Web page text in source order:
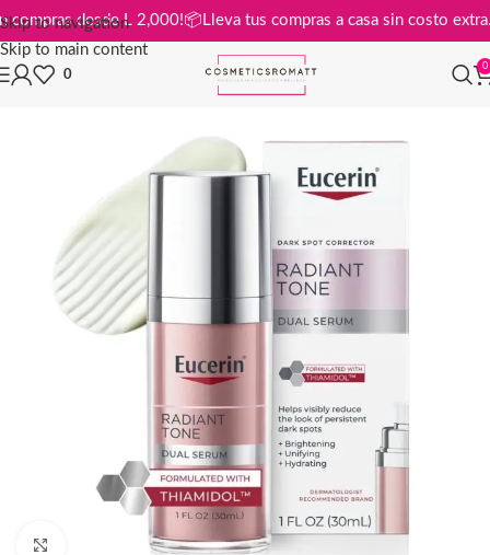
Skip to navigation
Skip to main content
en compras desde L 2,000! 📦Lleva tus compras a casa sin costo
0
0
Click to enlarge